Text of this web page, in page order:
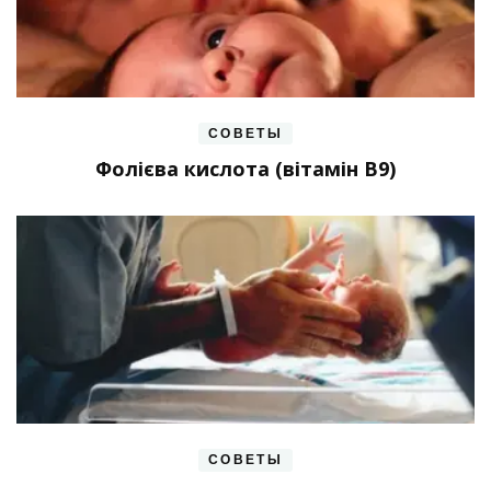
СОВЕТЫ
Фолієва кислота (вітамін В9)
СОВЕТЫ